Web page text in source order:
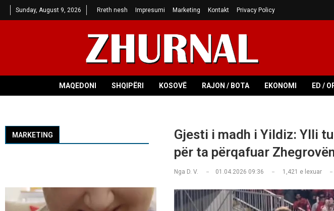
Sunday, August 9, 2026 Rreth nesh Impresumi Marketing Kontakt Privacy Policy
MAQEDONI SHQIPËRI KOSOVË RAJON / BOTA EKONOMI ED /
Gjesti i madh i Yildiz: Ylli
për ta përqafuar
Nga D. V. 01.04.2026 09:36 1,421 e lexuar
MARKETING